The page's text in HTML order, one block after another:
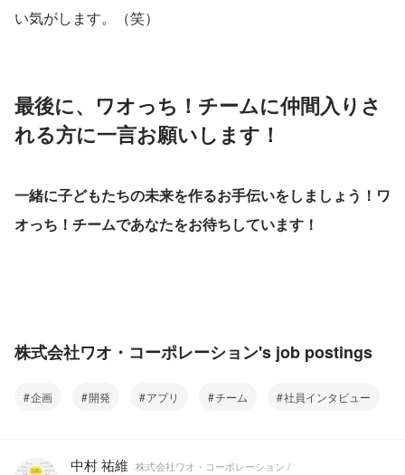
い気がします。（笑）
最後に、ワオっち！チームに仲間入りさ
れる方に一言お願いします！
一緒に子どもたちの未来を作るお手伝いをしましょう！ワ
オっち！チームであなたをお待ちしています！
株式会社ワオ・コーポレーション's job postings
企画 開発 アプリ チーム 社員インタビュー
中村 祐維 株式会社ワオ・コーポレーション /